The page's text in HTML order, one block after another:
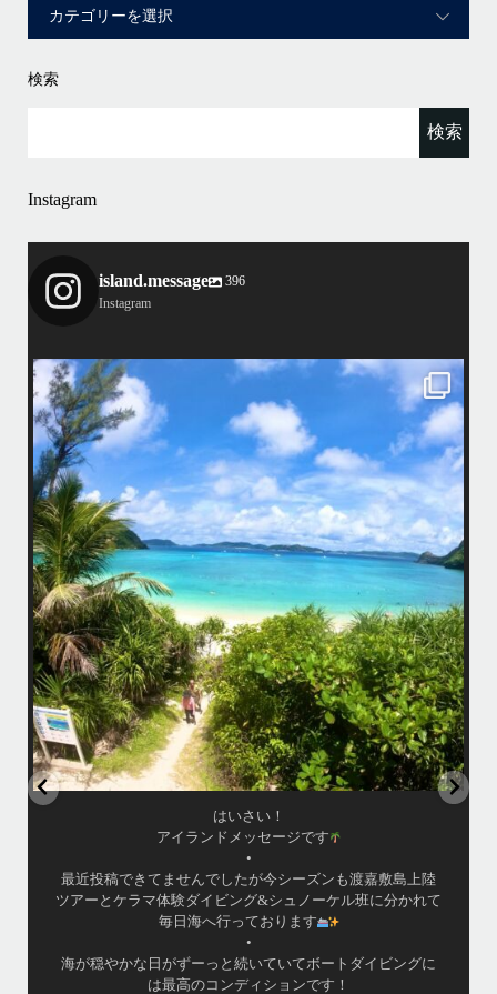
検索
Instagram
island.message
396
Instagram
island.message
はいさい！
アイランドメッセージです
•
最近投稿できてませんでしたが今シーズンも渡嘉敷島上陸ツアーとケラ
マ体験ダイビング&シュノーケル班に分かれて毎日海へ行っております
•
海が穏やかな日がずーっと続いていてボートダイビングには最高のコン
ディションです！
昔よく潜りに来て下さっていたリピーターさんの子供が10才になったの
で一緒にダイビングデビュー…なんて嬉しいシチュエーションもあり、
毎日色々なお客様と楽しくご一緒させて頂いてます
渡嘉敷島の方も夏には珍しい北風つづきのおかげでビーチが穏やか
...
8月 14
はいさい！
アイランドメッセージです
•
最近投稿できてませんでしたが今シーズンも渡嘉敷島上陸
ツアーとケラマ体験ダイビング&シュノーケル班に分かれて
毎日海へ行っております
•
海が穏やかな日がずーっと続いていてボートダイビングに
は最高のコンディションです！